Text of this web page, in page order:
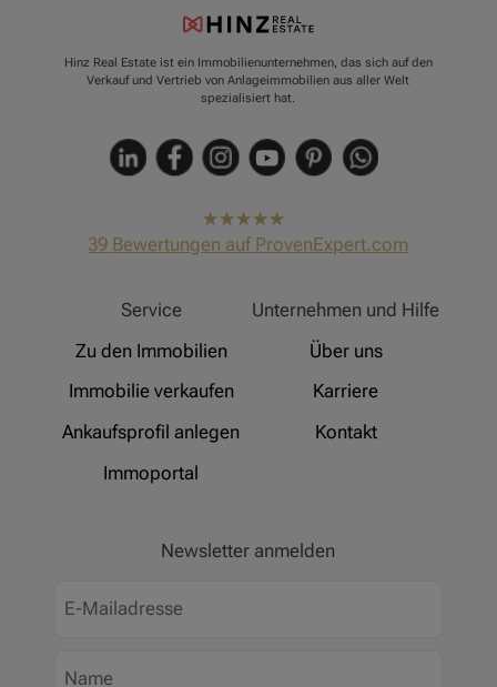
Hinz Real Estate ist ein Immobilienunternehmen, das sich auf den
Verkauf und Vertrieb von Anlageimmobilien aus aller Welt
spezialisiert hat.
hat4,91
von5
39 Bewertungen auf ProvenExpert.com
Service
Zu den Immobilien
Immobilie verkaufen
Ankaufsprofil anlegen
Immoportal
Unternehmen und Hilfe
Über uns
Karriere
Kontakt
Newsletter anmelden